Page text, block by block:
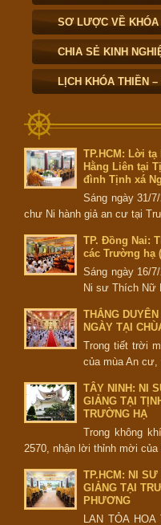
SƠ LƯỢC VỀ KHÓA
CHIA SẺ KINH
LỊCH KHÓA THIỀN
TP.HCM: Lời
Hằng Liên tại
đình Tịnh xá
Sáng ngày 31/
chư Ni hành giả an cư tại
TP. Đồng Nai:
các Trường hạ
Sáng ngày 16/
Ni sư Thích Nữ
THẮNG
NGÀY TẠI
Trong tiết trời
của mùa An cư,
TÂY NINH: NI
GIẢNG TẠI
TRƯỜNG HẠ
Trong không
2570, nhận lời thỉnh mời
TP.HCM: NI
GIẢNG TẠI
PHƯƠNG
LAN TỎA